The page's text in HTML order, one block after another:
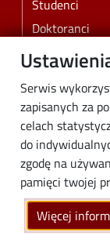
Serwis
zapisanych za
celach
do
zgodę na
pamięci twojej
Więcej
Studenci
Doktoranci
Pracownicy
Biznes
Media
Społeczność
Linki
Wikamp
Poczta